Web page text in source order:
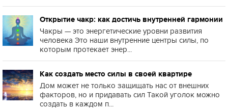
Открытие чакр: как достичь внутренней гармонии
Чакры — это энергетические уровни развития
человека Это наши внутренние центры силы, по
которым протекает энер...
Как создать место силы в своей квартире
Дом может не только защищать нас от внешних
факторов, но и придавать сил Такой уголок можно
создать в каждом п...